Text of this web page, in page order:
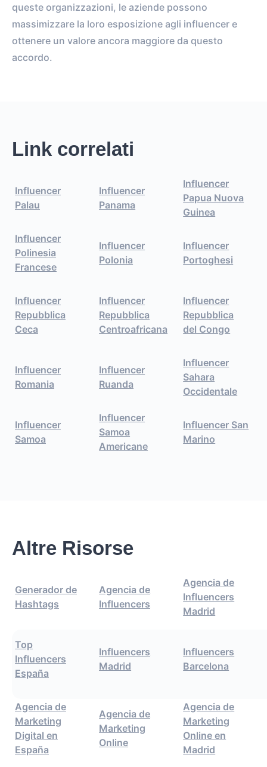
queste organizzazioni, le aziende possono
massimizzare la loro esposizione agli influencer e
ottenere un valore ancora maggiore da questo
accordo.
Link correlati
Influencer
Palau
Influencer
Panama
Influencer
Papua Nuova
Guinea
Influencer
Polinesia
Francese
Influencer
Polonia
Influencer
Portoghesi
Influencer
Repubblica
Ceca
Influencer
Repubblica
Centroafricana
Influencer
Repubblica
del Congo
Influencer
Romania
Influencer
Ruanda
Influencer
Sahara
Occidentale
Influencer
Samoa
Influencer
Samoa
Americane
Influencer San
Marino
Altre Risorse
Generador de
Hashtags
Agencia de
Influencers
Agencia de
Influencers
Madrid
Top
Influencers
España
Influencers
Madrid
Influencers
Barcelona
Agencia de
Marketing
Digital en
España
Agencia de
Marketing
Online
Agencia de
Marketing
Online en
Madrid